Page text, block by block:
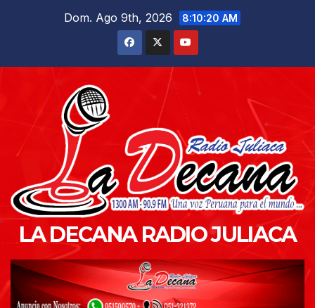
Dom. Ago 9th, 2026 8:10:21 AM
LA DECANA RADIO JULIACA